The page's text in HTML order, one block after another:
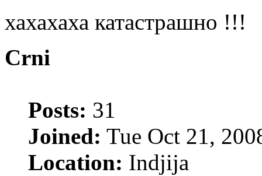
хахахаха катастрашно !!!
Crni
Posts: 31
Joined: Tue Oct 21,
Location: Indjija